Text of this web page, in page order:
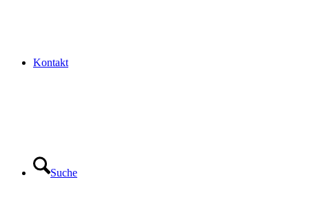
Kontakt
Suche